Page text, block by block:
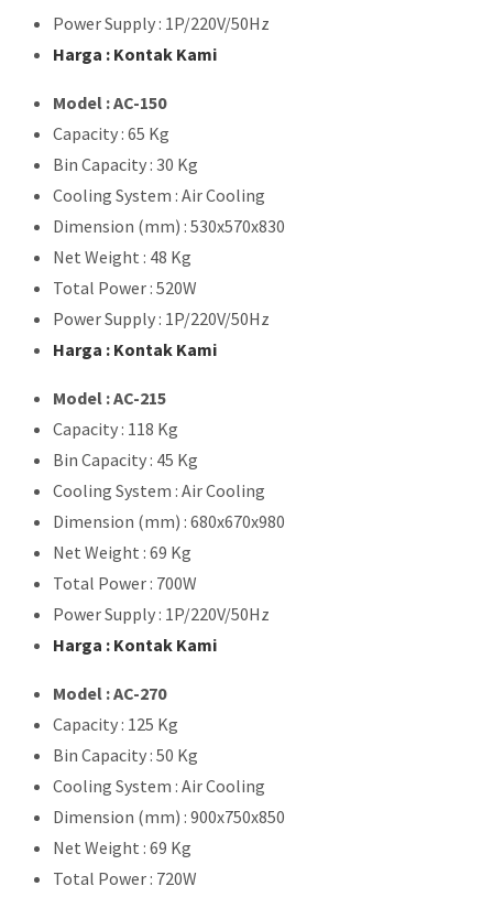
Power Supply : 1P/220V/50Hz
Harga : Kontak Kami
Model : AC-150
Capacity : 65 Kg
Bin Capacity : 30 Kg
Cooling System : Air Cooling
Dimension (mm) : 530x570x830
Net Weight : 48 Kg
Total Power : 520W
Power Supply : 1P/220V/50Hz
Harga : Kontak Kami
Model : AC-215
Capacity : 118 Kg
Bin Capacity : 45 Kg
Cooling System : Air Cooling
Dimension (mm) : 680x670x980
Net Weight : 69 Kg
Total Power : 700W
Power Supply : 1P/220V/50Hz
Harga : Kontak Kami
Model : AC-270
Capacity : 125 Kg
Bin Capacity : 50 Kg
Cooling System : Air Cooling
Dimension (mm) : 900x750x850
Net Weight : 69 Kg
Total Power : 720W